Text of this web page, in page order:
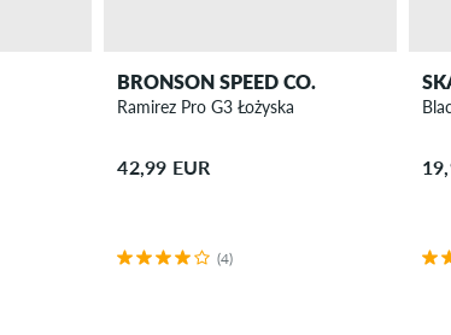
BRONSON SPEED CO.
Ramirez Pro G3 Łożyska
42,99 EUR
(4)